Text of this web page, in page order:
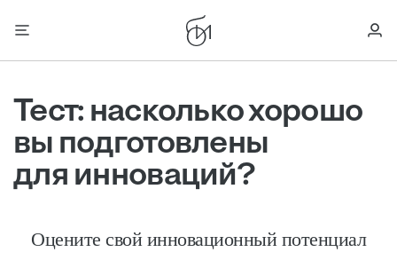
Тест: насколько хорошо
вы подготовлены
для инноваций?
Оцените свой инновационный потенциал